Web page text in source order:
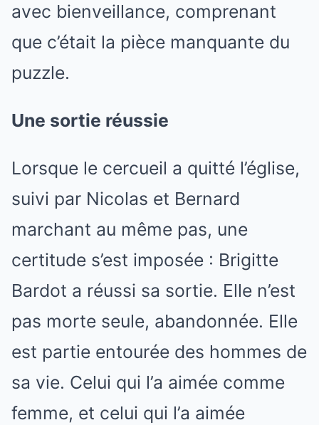
avec bienveillance, comprenant
que c’était la pièce manquante du
puzzle.
Une sortie réussie
Lorsque le cercueil a quitté l’église,
suivi par Nicolas et Bernard
marchant au même pas, une
certitude s’est imposée : Brigitte
Bardot a réussi sa sortie. Elle n’est
pas morte seule, abandonnée. Elle
est partie entourée des hommes de
sa vie. Celui qui l’a aimée comme
femme, et celui qui l’a aimée